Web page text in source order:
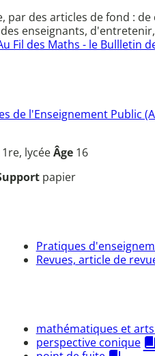
par des articles de fond :
enseignants,
Fil des Maths - le Bullletin
de l'Enseignement Public
1re, lycéeÂge 16
papier
Pratiques
Revues, article de
mathématiques et
perspective conique